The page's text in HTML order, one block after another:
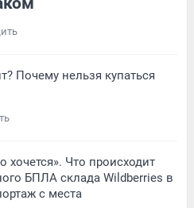
Почему нельзя купаться
хочется». Что происходит
БПЛА склада Wildberries в
с места